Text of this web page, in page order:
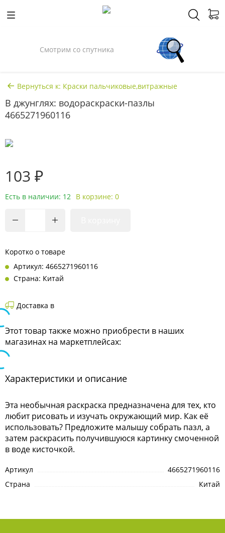
Смотрим со спутника
Вернуться к: Краски пальчиковые,витражные
В джунглях: водораскраски-пазлы
4665271960116
103 ₽
Есть в наличии: 12 В корзине: 0
Коротко о товаре
Артикул: 4665271960116
Страна: Китай
Доставка в
Этот товар также можно приобрести в наших
магазинах на маркетплейсах:
Характеристики и описание
Эта необычная раскраска предназначена для тех, кто
любит рисовать и изучать окружающий мир. Как её
использовать? Предложите малышу собрать пазл, а
затем раскрасить получившуюся картинку смоченной
в воде кисточкой.
Артикул
4665271960116
Страна
Китай